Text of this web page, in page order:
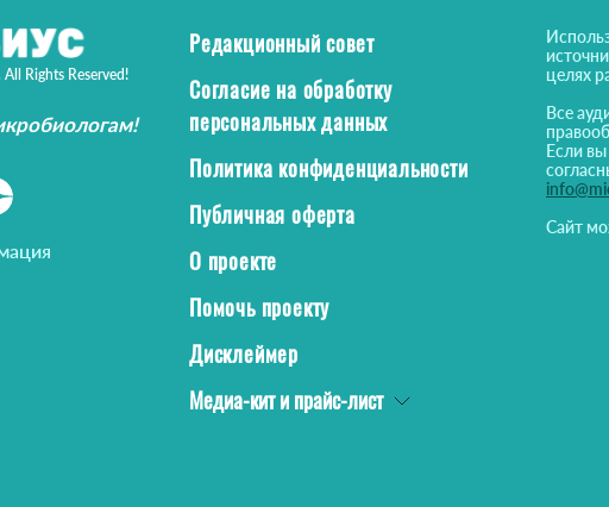
Rights Reserved!
Редакционный совет
Согласие на обработку
персональных данных
Политика конфиденциальности
Публичная оферта
О проекте
Помочь проекту
Дисклеймер
Медиа-кит и прайс-лист
целях
Все
Если вы
Сайт